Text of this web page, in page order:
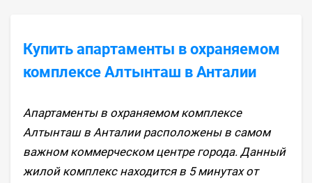
Купить апартаменты в охраняемом
комплексе Алтынташ в Анталии
Апартаменты в охраняемом комплексе
Алтынташ в Анталии расположены в самом
важном коммерческом центре города. Данный
жилой комплекс находится в 5 минутах от